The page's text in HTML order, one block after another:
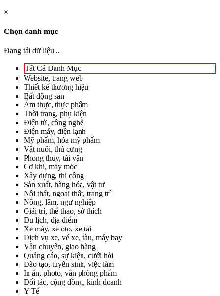
×
Chọn danh mục
Đang tải dữ liệu...
Tất Cả Danh Mục
Website, trang web
Thiết kế thương hiệu
Bất động sản
Ẩm thực, thực phẩm
Thời trang, phụ kiện
Điện tử, công nghệ
Điện máy, điện lạnh
Mỹ phẩm, hóa mỹ phẩm
Vật nuôi, thú cưng
Phong thủy, tài vận
Cơ khí, máy móc
Xây dựng, thi công
Sản xuất, hàng hóa, vật tư
Nội thất, ngoại thất, trang trí
Nông, lâm, ngư nghiệp
Giải trí, thể thao, sở thích
Du lịch, địa điểm
Xe máy, xe oto, xe tải
Dịch vụ xe, vé xe, tàu, máy bay
Vận chuyển, giao hàng
Quảng cáo, sự kiện, cưới hỏi
Đào tạo, tuyển sinh, việc làm
In ấn, photo, văn phòng phẩm
Đối tác, cộng đồng, kinh doanh
Y Tế